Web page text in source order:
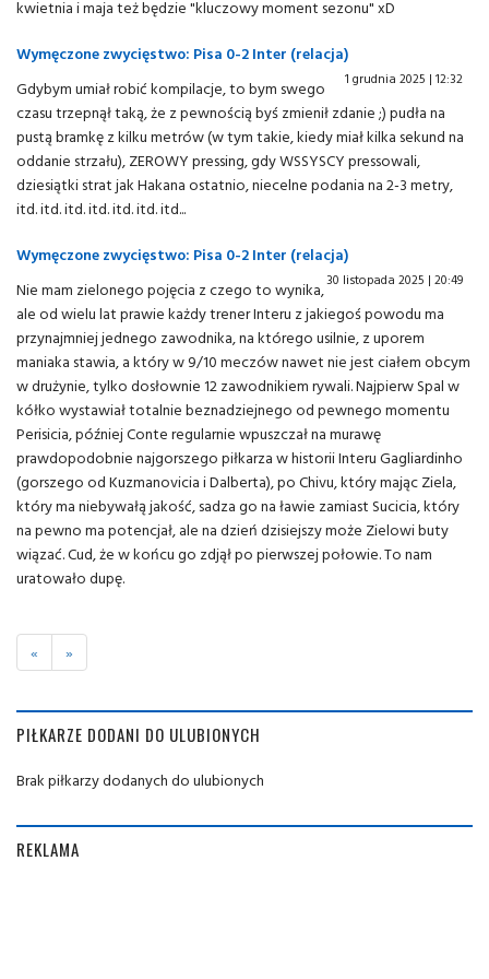
kwietnia i maja też będzie "kluczowy moment sezonu" xD
Wymęczone zwycięstwo: Pisa 0-2 Inter (relacja)
1 grudnia 2025 | 12:32
Gdybym umiał robić kompilacje, to bym swego
czasu trzepnął taką, że z pewnością byś zmienił zdanie ;) pudła na
pustą bramkę z kilku metrów (w tym takie, kiedy miał kilka sekund na
oddanie strzału), ZEROWY pressing, gdy WSSYSCY pressowali,
dziesiątki strat jak Hakana ostatnio, niecelne podania na 2-3 metry,
itd. itd. itd. itd. itd. itd. itd...
Wymęczone zwycięstwo: Pisa 0-2 Inter (relacja)
30 listopada 2025 | 20:49
Nie mam zielonego pojęcia z czego to wynika,
ale od wielu lat prawie każdy trener Interu z jakiegoś powodu ma
przynajmniej jednego zawodnika, na którego usilnie, z uporem
maniaka stawia, a który w 9/10 meczów nawet nie jest ciałem obcym
w drużynie, tylko dosłownie 12 zawodnikiem rywali. Najpierw Spal w
kółko wystawiał totalnie beznadziejnego od pewnego momentu
Perisicia, później Conte regularnie wpuszczał na murawę
prawdopodobnie najgorszego piłkarza w historii Interu Gagliardinho
(gorszego od Kuzmanovicia i Dalberta), po Chivu, który mając Ziela,
który ma niebywałą jakość, sadza go na ławie zamiast Sucicia, który
na pewno ma potencjał, ale na dzień dzisiejszy może Zielowi buty
wiązać. Cud, że w końcu go zdjął po pierwszej połowie. To nam
uratowało dupę.
« »
PIŁKARZE DODANI DO ULUBIONYCH
Brak piłkarzy dodanych do ulubionych
REKLAMA